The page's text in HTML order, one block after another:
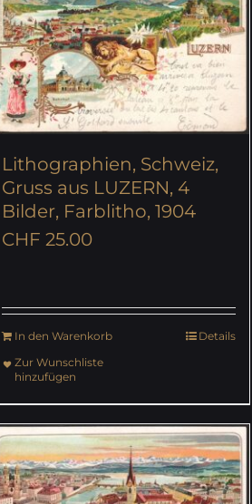
Lithographien, Schweiz,
Gruss aus LUZERN, 4
Bilder, Farblitho, 1904
CHF 25.00
In den Warenkorb
Details
Zur Wunschliste
hinzufügen